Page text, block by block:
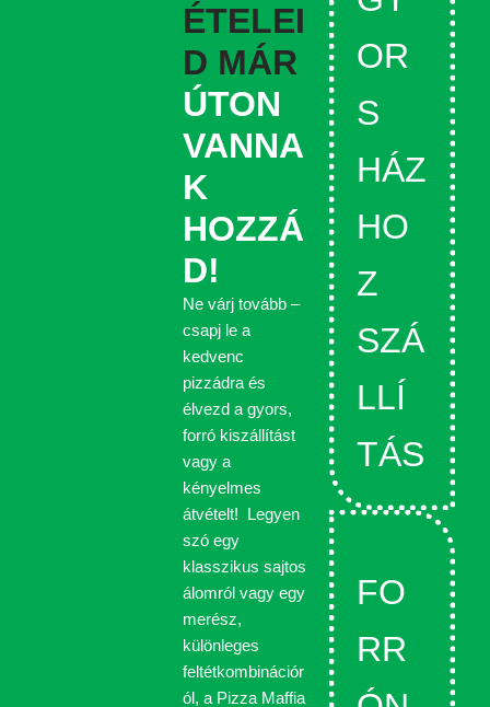
ÉTELEI
D MÁR
ÚTON
VANNA
K
HOZZÁ
D!
Ne várj tovább –
csapj le a
kedvenc
pizzádra és
élvezd a gyors,
forró kiszállítást
vagy a
kényelmes
átvételt! Legyen
szó egy
klasszikus sajtos
álomról vagy egy
merész,
különleges
feltétkombinációr
ól, a Pizza Maffia
OR
S
HÁZ
HO
Z
SZÁ
LLÍ
TÁS
FO
RR